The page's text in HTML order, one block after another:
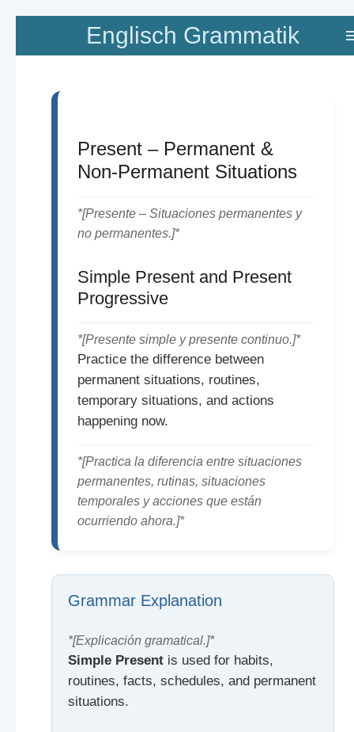
Zum
springen
Englisch Grammatik
Present – Permanent &
Non-Permanent Situations
*[Presente – Situaciones permanentes y
no permanentes.]*
Simple Present and Present
Progressive
*[Presente simple y presente continuo.]*
Practice the difference between
permanent situations, routines,
temporary situations, and actions
happening now.
*[Practica la diferencia entre situaciones
permanentes, rutinas, situaciones
temporales y acciones que están
ocurriendo ahora.]*
Grammar Explanation
*[Explicación gramatical.]*
Simple Presentis used for habits,
routines, facts, schedules, and permanent
situations.